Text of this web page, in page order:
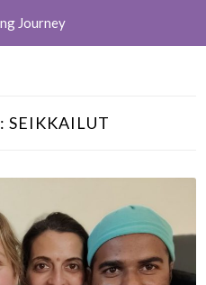
Journey
SEIKKAILUT